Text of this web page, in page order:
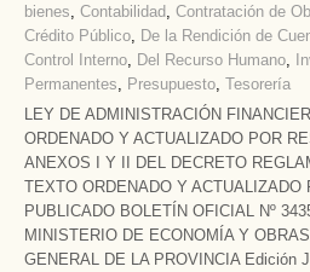
bienes, Contabilidad, Contratación de
Crédito Público, De la Rendición de
Control Interno, Del Recurso Humano,
Permanentes, Presupuesto, Tesorería
LEY DE ADMINISTRACIÓN
ORDENADO Y ACTUALIZADO POR
ANEXOS I Y II DEL DECRETO
TEXTO ORDENADO Y ACTUALIZADO
PUBLICADO BOLETÍN OFICIAL Nº
MINISTERIO DE ECONOMÍA Y
GENERAL DE LA PROVINCIA Edición